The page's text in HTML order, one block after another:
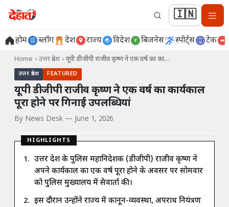
🇮🇳
होम ब्लॉग देश राज्य विदेश बिजनेस स्पोर्ट्स टेक
Home › उत्तर प्रदेश › यूपी डीजीपी राजीव कृष्ण ने एक वर्ष का का…
उत्तर प्रदेश FEATURED
यूपी डीजीपी राजीव कृष्ण ने एक वर्ष का कार्यकाल
पूरा होने पर गिनाईं उपलब्धियां
By News Desk — June 1, 2026
HIGHLIGHTS
उत्तर प्रदेश के पुलिस महानिदेशक (डीजीपी) राजीव कृष्ण ने
अपने कार्यकाल का एक वर्ष पूरा होने के अवसर पर सोमवार
को पुलिस मुख्यालय में प्रेसवार्ता की।
इस दौरान उन्होंने राज्य में कानून-व्यवस्था, अपराध नियंत्रण